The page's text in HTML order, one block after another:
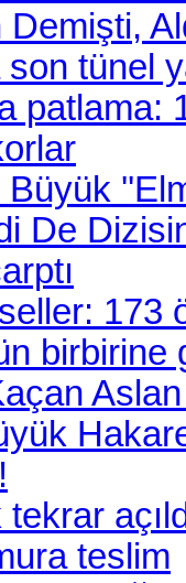
Demişti,
tünel
patlama:
De
173
birbirine
teslim